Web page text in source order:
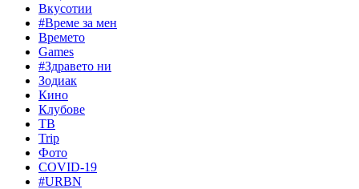
Вкусотии
#Време за мен
Времето
Games
#Здравето ни
Зодиак
Кино
Клубове
ТВ
Trip
Фото
COVID-19
#URBN